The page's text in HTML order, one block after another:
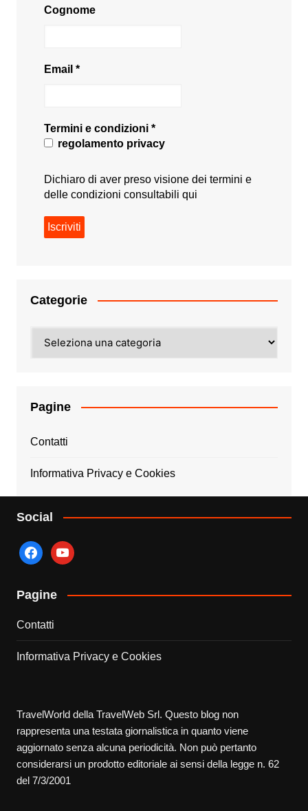
Cognome
Email *
Termini e condizioni *
regolamento privacy
Dichiaro di aver preso visione dei termini e
delle condizioni consultabili qui
Categorie
Pagine
Contatti
Informativa Privacy e Cookies
Social
facebookyoutube
Pagine
Contatti
Informativa Privacy e Cookies
TravelWorld della TravelWeb Srl. Questo blog non
rappresenta una testata giornalistica in quanto viene
aggiornato senza alcuna periodicità. Non può pertanto
considerarsi un prodotto editoriale ai sensi della legge n. 62
del 7/3/2001